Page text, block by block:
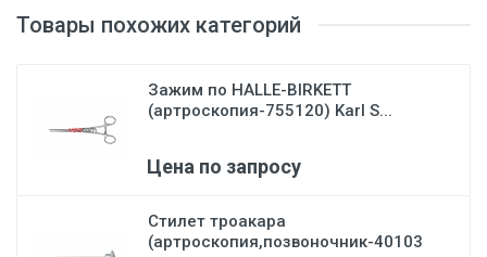
Товары похожих категорий
Зажим по HALLE-BIRKETT
(артроскопия-755120) Karl S...
Цена по запросу
Стилет троакара
(артроскопия,позвоночник-40103